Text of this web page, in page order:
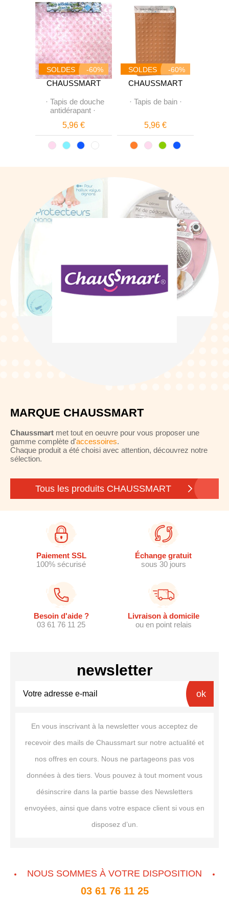
SOLDES -60%
CHAUSSMART
· Tapis de douche
antidérapant·
5,96 €
SOLDES -60%
CHAUSSMART
· Tapis de bain·
5,96 €
MARQUE CHAUSSMART
Chaussmart met tout en oeuvre pour vous proposer une
gamme complète d'accessoires.
Chaque produit a été choisi avec attention, découvrez notre
sélection.
Tous les produits CHAUSSMART
Paiement SSL
100% sécurisé
Échange gratuit
sous 30 jours
Besoin d'aide ?
03 61 76 11 25
Livraison à domicile
ou en point relais
newsletter
ok
En vous inscrivant à la newsletter vous acceptez de
recevoir des mails de Chaussmart sur notre actualité et
nos offres en cours. Nous ne partageons pas vos
données à des tiers. Vous pouvez à tout moment vous
désinscrire dans la partie basse des Newsletters
envoyées, ainsi que dans votre espace client si vous en
disposez d’un.
NOUS SOMMES À VOTRE DISPOSITION
03 61 76 11 25